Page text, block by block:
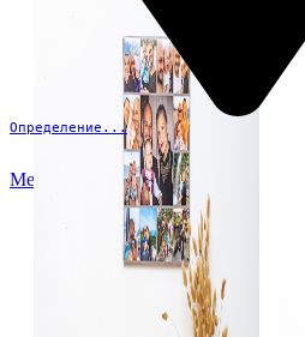
Определение...
Меню